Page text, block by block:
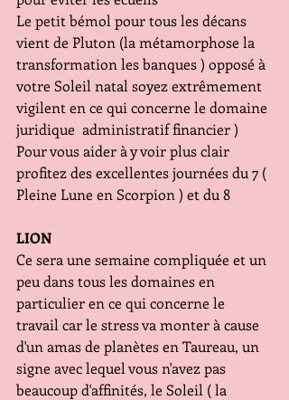
Le petit bémol pour tous les décans
vient de Pluton (la métamorphose la
transformation les banques ) opposé à
votre Soleil natal soyez extrêmement
vigilent en ce qui concerne le domaine
juridique  administratif financier )
Pour vous aider à y voir plus clair
profitez des excellentes journées du 7 (
Pleine Lune en Scorpion ) et du 8
LION
Ce sera une semaine compliquée et un
peu dans tous les domaines en
particulier en ce qui concerne le
travail car le stress va monter à cause
d'un amas de planètes en Taureau, un
signe avec lequel vous n'avez pas
beaucoup d'affinités, le Soleil ( la